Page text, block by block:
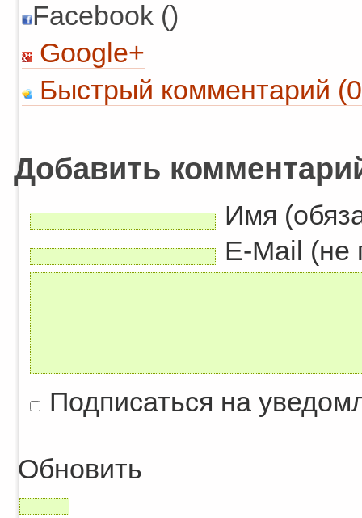
Facebook ()
Google+
Быстрый комментарий
Добавить
Имя
E-Mail (не
Подписаться на
Обновить